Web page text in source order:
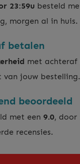
23:59u besteld
morgen al in huis.
betalen
met achteraf
van jouw bestelling.
beoordeeld
met een 9.0, door
recensies.